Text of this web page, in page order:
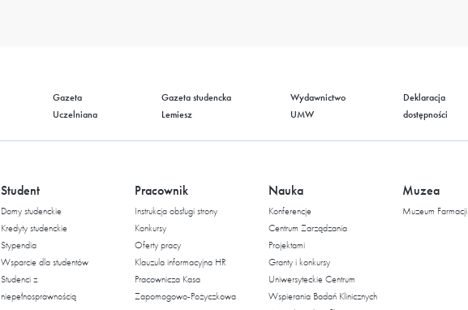
Gazeta
Uczelniana
Gazeta studencka
Lemiesz
Wydawnictwo
UMW
Deklaracja
dostępności
Student
Domy studenckie
Kredyty studenckie
Stypendia
Wsparcie dla studentów
Studenci z
niepełnosprawnością
Pracownik
Instrukcja obsługi strony
Konkursy
Oferty pracy
Klauzula informacyjna HR
Pracownicza Kasa
Zapomogowo-Pożyczkowa
Nauka
Konferencje
Centrum Zarządzania
Projektami
Granty i konkursy
Uniwersyteckie Centrum
Wspierania Badań Klinicznych
Muzea
Muzeum Farmacji